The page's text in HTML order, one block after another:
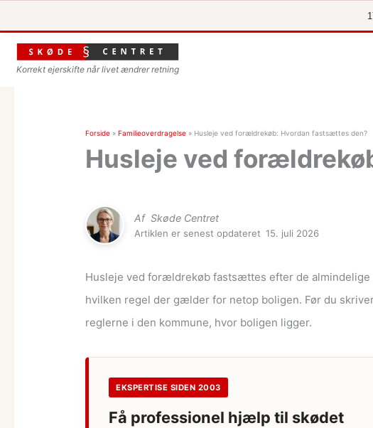
Korrekt ejerskifte når livet ændrer retning
Forside »Familieoverdragelse » Husleje ved forældrekøb: Hvordan fastsættes den?
Husleje ved
Af Skøde Centret
Artiklen er senest opdateret 15. juli 2026
Husleje ved forældrekøb fastsættes efter de
hvilken regel der gælder for netop boligen. Før du
reglerne i den kommune, hvor boligen ligger.
EKSPERTISE SIDEN 2003
Få professionel hjælp til skødet